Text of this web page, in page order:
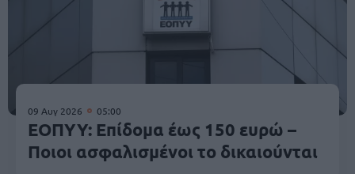
09 Αυγ 2026 05:00
ΕΟΠΥΥ: Επίδομα έως 150 ευρώ –
Ποιοι ασφαλισμένοι το δικαιούνται